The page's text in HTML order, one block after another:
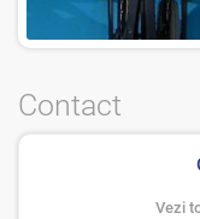
Contact
Vezi